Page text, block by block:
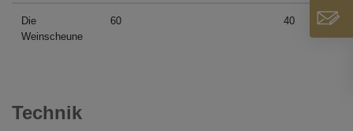
Die
Weinscheune
60 40
Technik